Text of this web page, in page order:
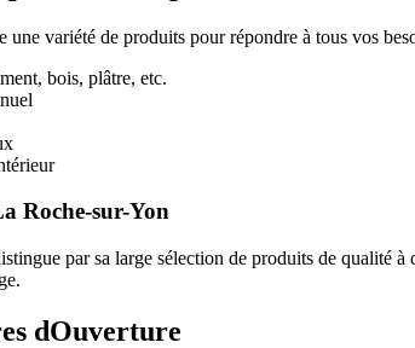
variété de produits pour répondre à tous vos
bois, plâtre, etc.
Roche-sur-Yon
par sa large sélection de produits de qualité
dOuverture